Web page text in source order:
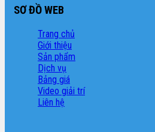
SƠ ĐỒ WEB
Trang chủ
Giới thiệu
Sản phẩm
Dịch vụ
Bảng giá
Video giải trí
Liên hệ